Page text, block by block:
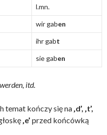
l.mn.
wir gaben
ihr gabt
sie gaben
itd.
temat kończy się na‚d’, ‚t’,
‚e’ przed końcówką